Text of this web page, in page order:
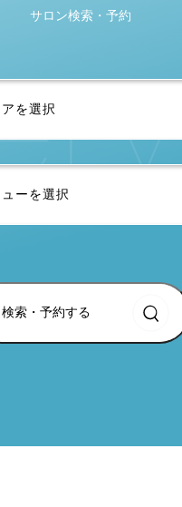
サロン検索・予約
検索・予約する
rv